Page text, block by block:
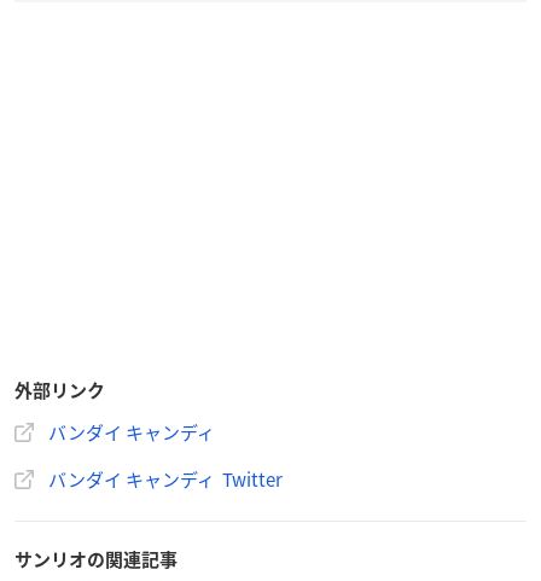
外部リンク
バンダイ キャンディ
バンダイ キャンディ Twitter
サンリオの関連記事